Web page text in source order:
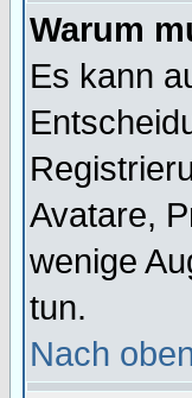
Warum
Es kann
Avatare,
wenige
tun.
Nach